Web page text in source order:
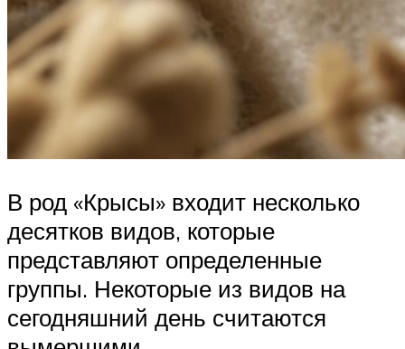
В род «Крысы» входит несколько
десятков видов, которые
представляют определенные
группы. Некоторые из видов на
сегодняшний день считаются